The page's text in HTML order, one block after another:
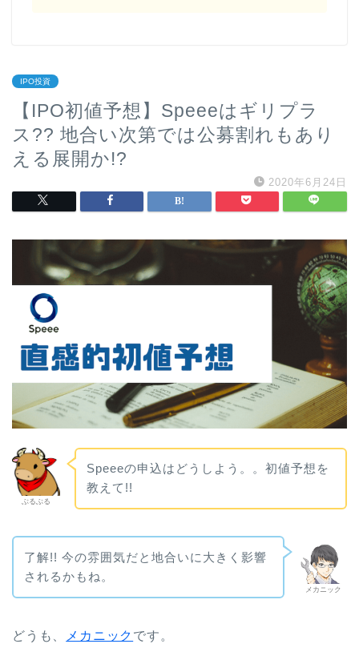
IPO投資
【IPO初値予想】Speeeはギリプラ
ス?? 地合い次第では公募割れもあり
える展開か!?
2020年6月24日
ぶるぶる
Speeeの申込はどうしよう。。初値予想を
教えて!!
メカニック
了解!! 今の雰囲気だと地合いに大きく影響
されるかもね。
どうも、 メカニック です。